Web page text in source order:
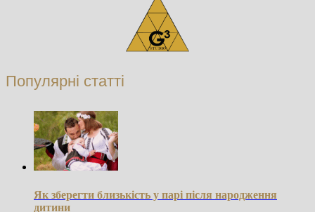
Популярні статті
Як зберегти близькість у парі після народження
дитини